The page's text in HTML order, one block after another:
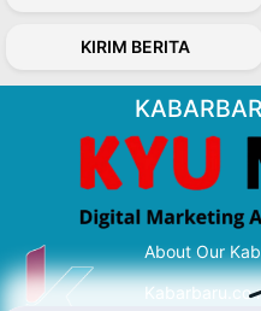
KIRIM BERITA
About Our
Kabarbaru.co